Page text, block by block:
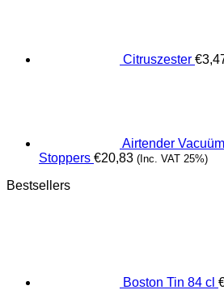
Citruszester €
Airtender
Stoppers €20,83 (Inc. VAT 25%)
Bestsellers
Boston Tin 84 cl